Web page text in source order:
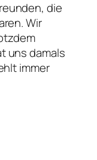
die
Wir
uns damals
immer